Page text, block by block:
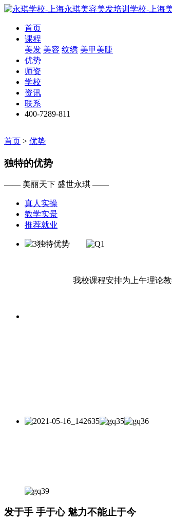
首页
课程
美发 美容 纹绣 美甲美睫
优势
师资
学校
资讯
联系
400-7289-811
首页 > 优势
独特的优势
—— 美丽天下 盛世永琪 ——
真人实操
教学实景
推荐就业
我校课程安排为上午理论
发于手 手于心 魅力不能止于今